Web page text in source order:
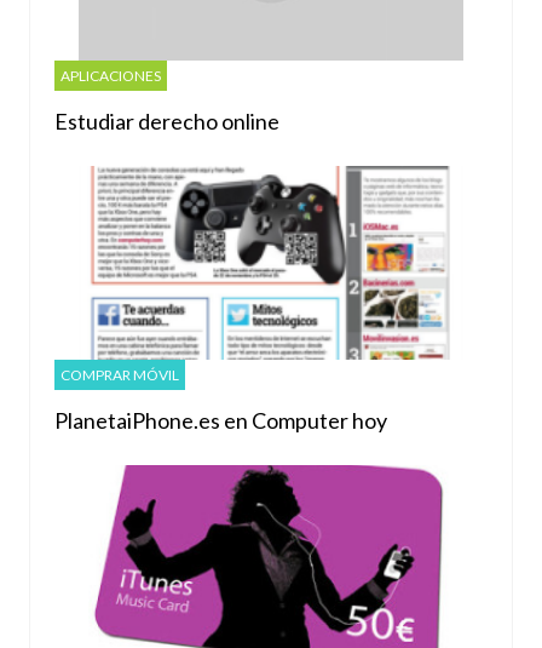
APLICACIONES
Estudiar derecho online
COMPRAR MÓVIL
PlanetaiPhone.es en Computer hoy